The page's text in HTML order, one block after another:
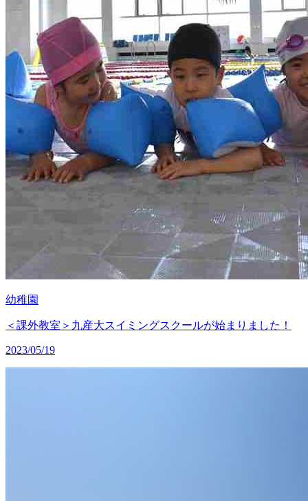
幼稚園
＜課外教室＞九産大スイミングスクールが始まりました！
2023/05/19